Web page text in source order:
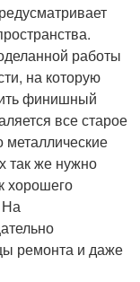
работы
на которую
финишный
все старое
металлические
так же нужно
хорошего
На
ремонта и даже